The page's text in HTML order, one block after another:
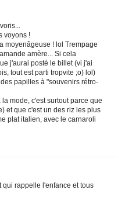
voyons !
moyenâgeuse ! lol Trempage
amère... Si cela
j'aurai posté le billet (vi j'ai
tout est parti tropvite ;o) lol)
papilles à "souvenirs rétro-
mode, c'est surtout parce que
et que c'est un des riz les plus
plat italien, avec le carnaroli
qui rappelle l'enfance et tous